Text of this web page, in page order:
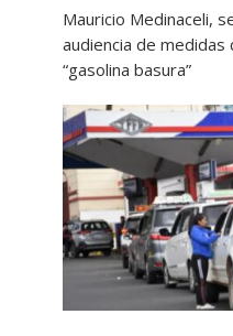
Mauricio Medinaceli,
audiencia de
“gasolina basura”